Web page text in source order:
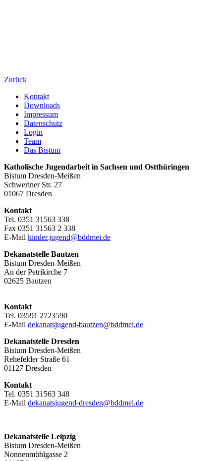
Zurück
Kontakt
Downloads
Impressum
Datenschutz
Login
Team
Das Bistum
Katholische Jugendarbeit in Sachsen und Ostthüringen
Bistum Dresden-Meißen
Schweriner Str. 27
01067 Dresden
Kontakt
Tel. 0351 31563 338
Fax 0351 31563 2 338
E-Mail kinder.jugend@bddmei.de
Dekanatstelle Bautzen
Bistum Dresden-Meißen
An der Petrikirche 7
02625 Bautzen
Kontakt
Tel. 03591 2723590
E-Mail dekanatsjugend-bautzen@bddmei.de
Dekanatstelle Dresden
Bistum Dresden-Meißen
Rehefelder Straße 61
01127 Dresden
Kontakt
Tel. 0351 31563 348
E-Mail dekanatsjugend-dresden@bddmei.de
Dekanatstelle Leipzig
Bistum Dresden-Meißen
Nonnenmühlgasse 2